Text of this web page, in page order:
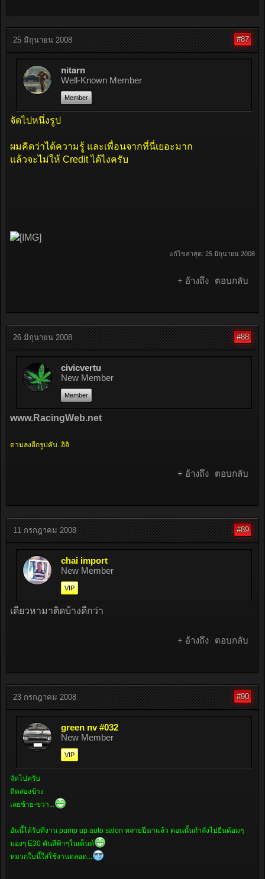
25 มิถุนายน 2008 #87
nitarn
Well-Known Member
Member
จัดไปหนึ่งรูป
ผมคิดว่าได้ความรู้ และเพื่อนจากที่นี่เยอะมาก
แล้วจะไม่ให้ Credit ได้ไงครับ
แก้ไขล่าสุด: 25 มิถุนายน 2008
+ อ้างถึง ตอบกลับ
26 มิถุนายน 2008 #88
civicvertu
New Member
Member
www.RacingWeb.net
ตามลงอีกรูปคับ..อิอิ
+ อ้างถึง ตอบกลับ
11 กรกฎาคม 2008 #89
chai import
New Member
VIP
เดียวหามาติดบ้างดีกว่า
+ อ้างถึง ตอบกลับ
23 กรกฎาคม 2008 #90
green nv #032
New Member
VIP
จัดไปครับ
ติดสองข้าง
เลยซ้าย-ขวา...
อันนี้ได้รับที่งาน pump up auto salon หลายปีมาแล้ว ตอนนั้นกำลังไปยืนด้อมๆ
มองๆ E30 คันสีฟ้าๆในเต็นท์
หมวกใบนี้ใส่ใช้งานตลอด...